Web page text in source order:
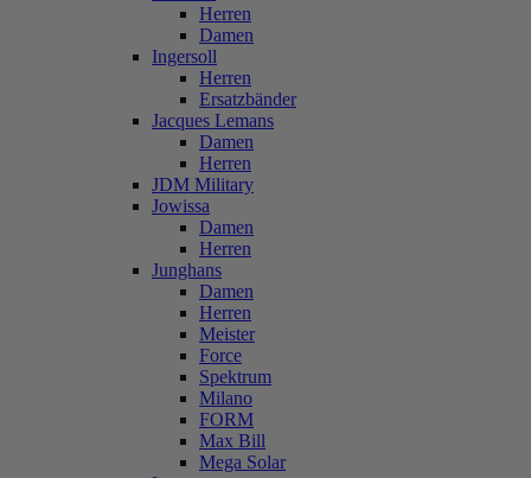
Herren
Damen
Ingersoll
Herren
Ersatzbänder
Jacques Lemans
Damen
Herren
JDM Military
Jowissa
Damen
Herren
Junghans
Damen
Herren
Meister
Force
Spektrum
Milano
FORM
Max Bill
Mega Solar